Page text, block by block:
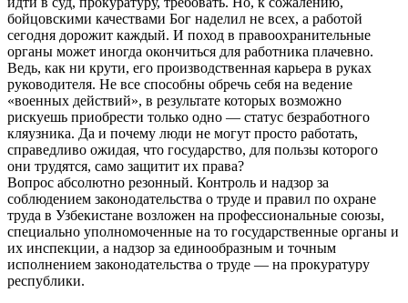
бойцовскими качествами Бог наделил не всех, а работой
сегодня дорожит каждый. И поход в правоохранительные
органы может иногда окончиться для работника плачевно.
Ведь, как ни крути, его производственная карьера в руках
руководителя. Не все способны обречь себя на ведение
«военных действий», в результате которых возможно
рискуешь приобрести только одно — статус безработного
кляузника. Да и почему люди не могут просто работать,
справедливо ожидая, что государство, для пользы которого
они трудятся, само защитит их права?
Вопрос абсолютно резонный. Контроль и надзор за
соблюдением законодательства о труде и правил по охране
труда в Узбекистане возложен на профессиональные союзы,
специально уполномоченные на то государственные органы и
их инспекции, а надзор за единообразным и точным
исполнением законодательства о труде — на прокуратуру
республики.